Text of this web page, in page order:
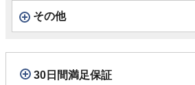
その他
30日間満足保証